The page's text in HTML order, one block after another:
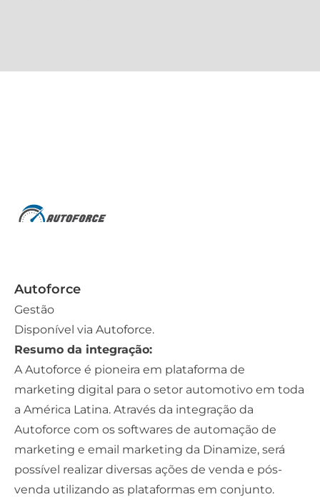
Autoforce
Gestão
Disponível via Autoforce.
Resumo da integração:
A Autoforce é pioneira em plataforma de
marketing digital para o setor automotivo em toda
a América Latina. Através da integração da
Autoforce com os softwares de automação de
marketing e email marketing da Dinamize, será
possível realizar diversas ações de venda e pós-
venda utilizando as plataformas em conjunto.